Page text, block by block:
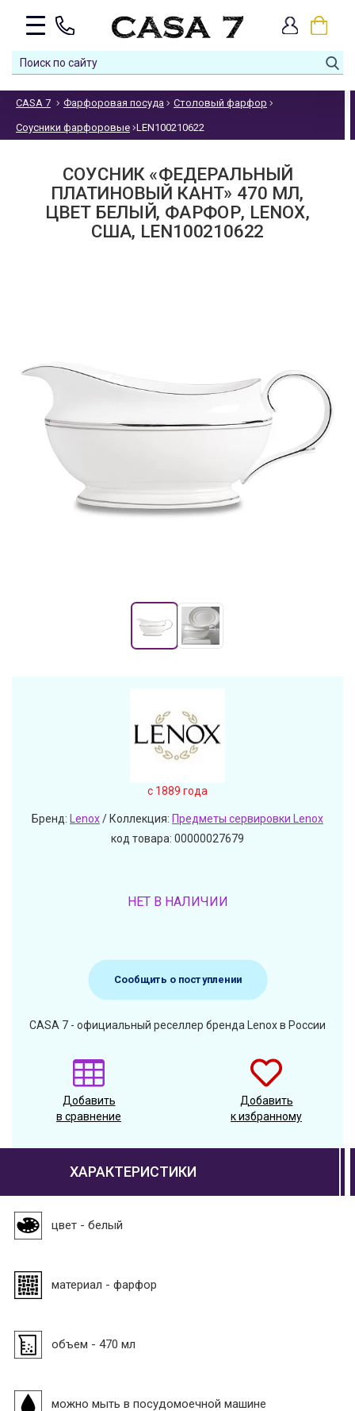
CASA 7 Фарфоровая посуда Столовый фарфор
Соусники фарфоровые LEN100210622
СОУСНИК «ФЕДЕРАЛЬНЫЙ
ПЛАТИНОВЫЙ КАНТ» 470 МЛ,
ЦВЕТ БЕЛЫЙ, ФАРФОР, LENOX,
США, LEN100210622
c 1889 года
Бренд: Lenox/ Коллекция: Предметы сервировки Lenox
код товара: 00000027679
НЕТ В НАЛИЧИИ
Сообщить о поступлении
CASA 7 - официальный реселлер бренда Lenox в России
Добавить
в сравнение
Добавить
к избранному
ХАРАКТЕРИСТИКИ
цвет - белый
материал - фарфор
объем - 470 мл
можно мыть в посудомоечной машине